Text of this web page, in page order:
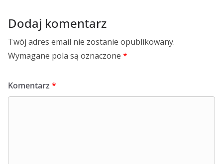
Dodaj komentarz
Twój adres email nie zostanie opublikowany.
Wymagane pola są oznaczone *
Komentarz *